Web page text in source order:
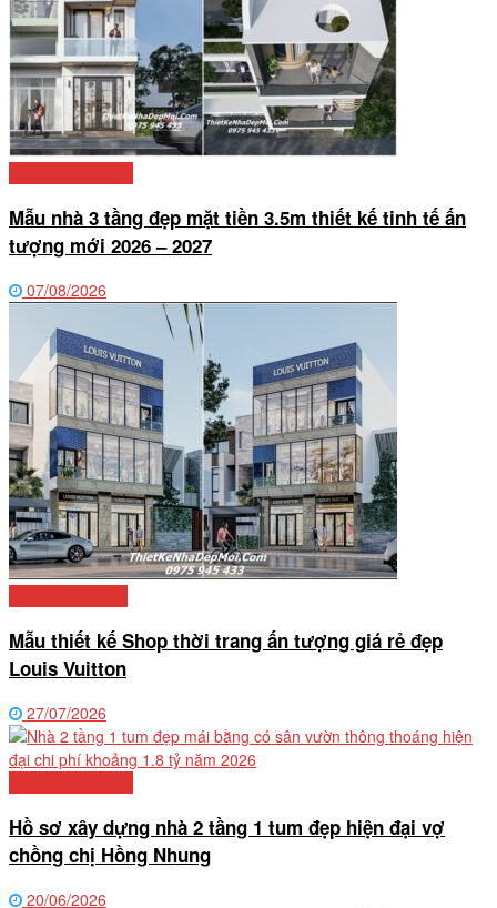
Mẫu nhà 3 tầng đẹp mặt tiền 3.5m thiết kế tinh tế ấn
tượng mới 2026 – 2027
07/08/2026
Mẫu thiết kế Shop thời trang ấn tượng giá rẻ đẹp
Louis Vuitton
27/07/2026
Hồ sơ xây dựng nhà 2 tầng 1 tum đẹp hiện đại vợ
chồng chị Hồng Nhung
20/06/2026